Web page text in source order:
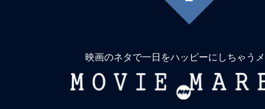
に
映画のネタで一日をハッピーにしちゃう
MOVIE